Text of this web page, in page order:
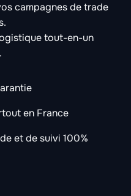
campagnes de trade
tout-en-un
en France
et de suivi 100%